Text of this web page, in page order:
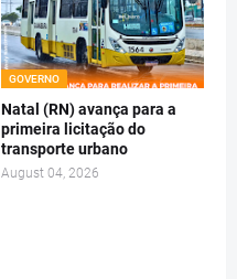
GOVERNO
Natal (RN) avança para a
primeira licitação do
transporte urbano
August 04, 2026